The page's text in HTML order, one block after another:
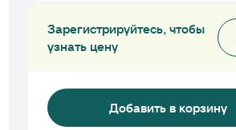
Зарегистрируйтесь, чтобы
узнать цену
Добавить в корзину